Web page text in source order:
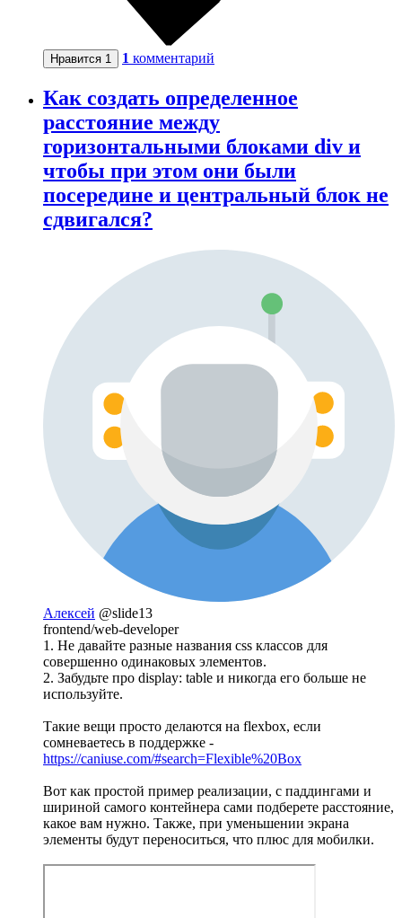
Нравится 1 1 комментарий
Как создать определенное
расстояние между
горизонтальными блоками div и
чтобы при этом они были
посередине и центральный блок не
сдвигался?
Алексей @slide13
frontend/web-developer
1. Не давайте разные названия css классов для
совершенно одинаковых элементов.
2. Забудьте про display: table и никогда его больше не
используйте.
Такие вещи просто делаются на flexbox, если
сомневаетесь в поддержке -
https://caniuse.com/#search=Flexible%20Box
Вот как простой пример реализации, с паддингами и
шириной самого контейнера сами подберете расстояние,
какое вам нужно. Также, при уменьшении экрана
элементы будут переноситься, что плюс для мобилки.